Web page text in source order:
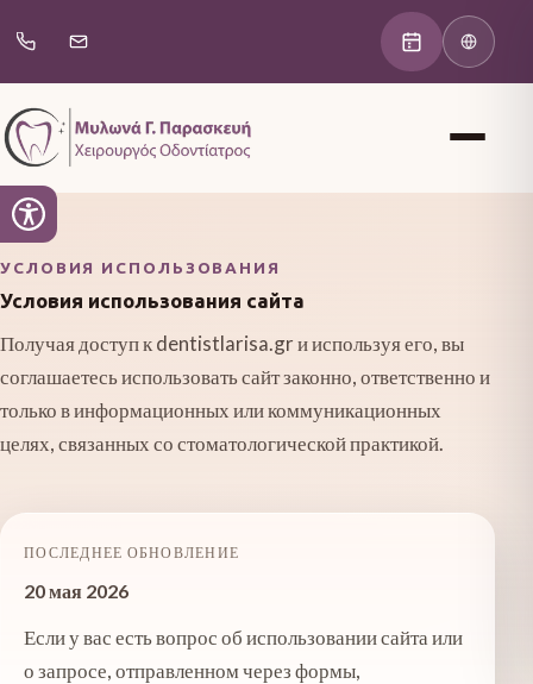
УСЛОВИЯ ИСПОЛЬЗОВАНИЯ
Условия использования сайта
Получая доступ к dentistlarisa.gr и используя его, вы
соглашаетесь использовать сайт законно, ответственно и
только в информационных или коммуникационных
целях, связанных со стоматологической практикой.
ПОСЛЕДНЕЕ ОБНОВЛЕНИЕ
20 мая 2026
Если у вас есть вопрос об использовании сайта или
о запросе, отправленном через формы,